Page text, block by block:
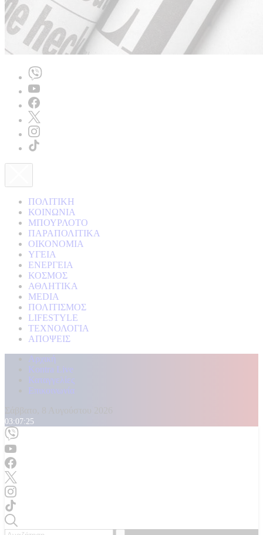
ΠΟΛΙΤΙΚΗ
ΚΟΙΝΩΝΙΑ
ΜΠΟΥΡΛΟΤΟ
ΠΑΡΑΠΟΛΙΤΙΚΑ
ΟΙΚΟΝΟΜΙΑ
ΥΓΕΙΑ
ΕΝΕΡΓΕΙΑ
ΚΟΣΜΟΣ
ΑΘΛΗΤΙΚΑ
MEDIA
ΠΟΛΙΤΙΣΜΟΣ
LIFESTYLE
ΤΕΧΝΟΛΟΓΙΑ
ΑΠΟΨΕΙΣ
Αρχική
Kontra Live
Καταγγελίες
Επικοινωνία
03:07:27